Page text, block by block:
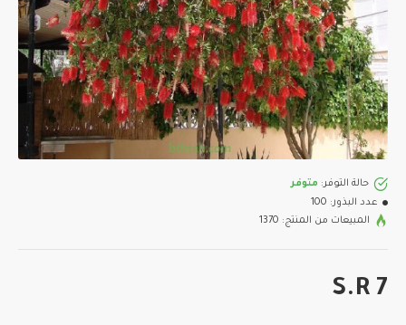
حالة التوفر: متوفر
عدد البذور: 100
المبيعات من المنتج: 1370
S.R 7